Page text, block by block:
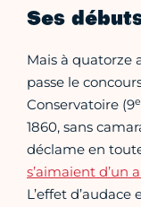
Ses
Mais à quatorze
passe le
Conservatoire (9e
1860, sans
déclame en
s’aimaient d’un
L’effet